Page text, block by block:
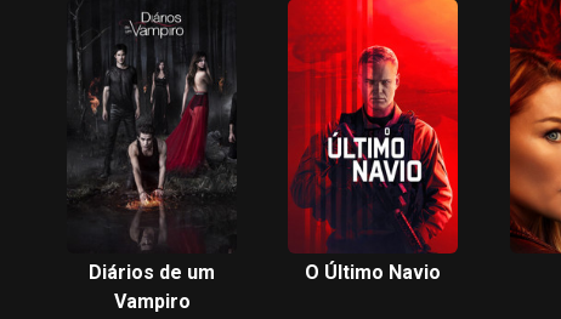
Diários de um
Vampiro
O Último Navio